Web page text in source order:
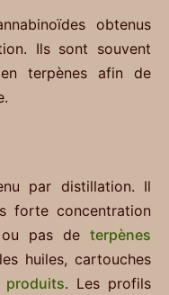
obtenus
Ils sont souvent
terpènes afin de
par distillation. Il
forte concentration
pas de terpènes
huiles, cartouches
produits. Les profils